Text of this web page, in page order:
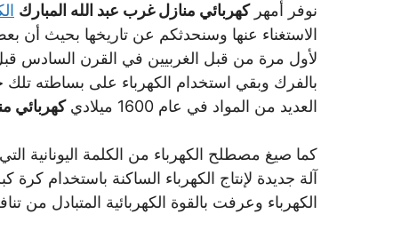
نوفر أمهركهربائي منازل غرب عبد الله المبارك
الاستغناء عنها وسنحدثكم عن تاريخها بحيث أن
لأول مرة من قبل الغربيين في القرن السادس
بالفرك وبقي استخدام الكهرباء على بساطته
العديد من المواد في عام 1600 ميلادي
كهربائي
آلة جديدة لإنتاج الكهرباء الساكنة باستخدام كرة
الكهرباء وعرفت بالقوة الكهربائية المتبادل من